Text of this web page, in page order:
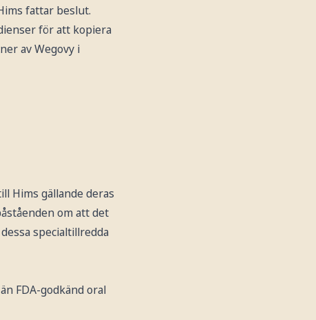
fattar beslut.
för att kopiera
av Wegovy i
Hims gällande deras
om att det
specialtillredda
FDA-godkänd oral